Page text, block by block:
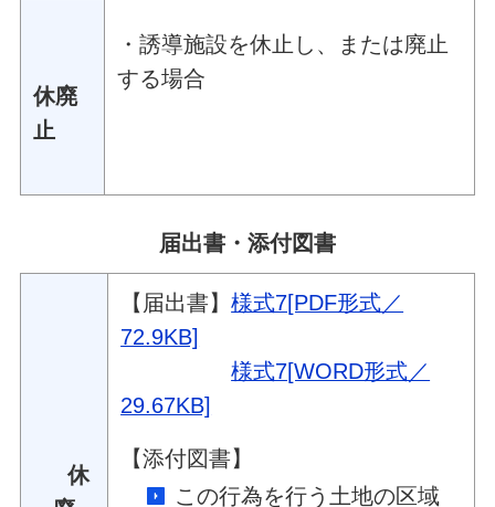
休廃
止
・誘導施設を休止し、または廃止
する場合
届出書・添付図書
休
【届出書】様式7[PDF形式／
72.9KB]
様式7[WORD形式／
29.67KB]
【添付図書】
この行為を行う土地の区域